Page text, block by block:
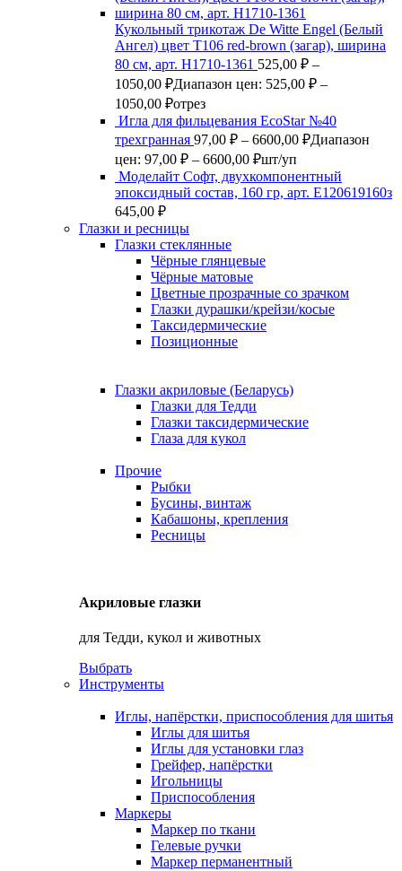
Кукольный трикотаж De Witte Engel (Белый
Ангел) цвет Т106 red-brown (загар), ширина
80 см, арт. Н1710-1361 525,00 ₽ –
1050,00 ₽Диапазон цен: 525,00 ₽ –
1050,00 ₽отрез
Игла для фильцевания EcoStar №40
трехгранная 97,00 ₽ – 6600,00 ₽Диапазон
цен: 97,00 ₽ – 6600,00 ₽шт/уп
Моделайт Софт, двухкомпонентный
эпоксидный состав, 160 гр, арт. Е120619160з
645,00 ₽
Глазки и ресницы
Глазки стеклянные
Чёрные глянцевые
Чёрные матовые
Цветные прозрачные со зрачком
Глазки дурашки/крейзи/косые
Таксидермические
Позиционные
Глазки акриловые (Беларусь)
Глазки для Тедди
Глазки таксидермические
Глаза для кукол
Прочие
Рыбки
Бусины, винтаж
Кабашоны, крепления
Ресницы
Акриловые глазки
для Тедди, кукол и животных
Выбрать
Инструменты
Иглы, напёрстки, приспособления для шитья
Иглы для шитья
Иглы для установки глаз
Грейфер, напёрстки
Игольницы
Приспособления
Маркеры
Маркер по ткани
Гелевые ручки
Маркер перманентный